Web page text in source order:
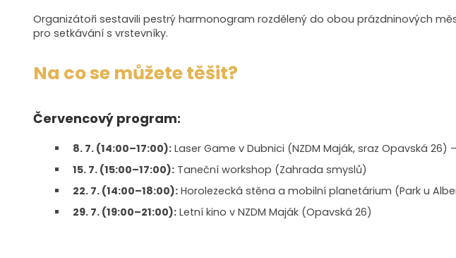
Organizátoři sestavili pestrý harmonogram rozdělený do obou prázdninových
pro setkávání s vrstevníky.
Na co se můžete těšit?
Červencový program:
8. 7. (14:00–17:00): Laser Game v Dubnici (NZDM Maják, sraz Opavská 26) –
15. 7. (15:00–17:00): Taneční workshop (Zahrada smyslů)
22. 7. (14:00–18:00): Horolezecká stěna a mobilní planetárium (Park u
29. 7. (19:00–21:00): Letní kino v NZDM Maják (Opavská 26)